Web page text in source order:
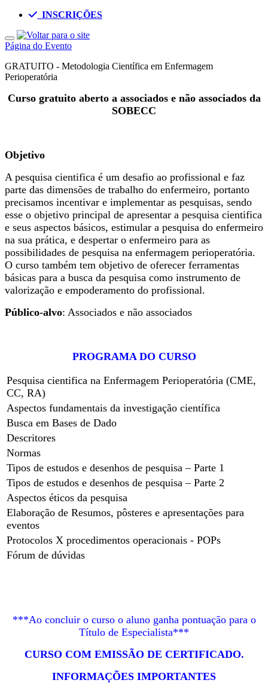
INSCRIÇÕES
Toggle navigation
Página do Evento
GRATUITO - Metodologia Científica em Enfermagem
Perioperatória
Curso gratuito aberto a associados e não associados da
SOBECC
Objetivo
A pesquisa cientifica é um desafio ao profissional e faz
parte das dimensões de trabalho do enfermeiro, portanto
precisamos incentivar e implementar as pesquisas, sendo
esse o objetivo principal de apresentar a pesquisa cientifica
e seus aspectos básicos, estimular a pesquisa do enfermeiro
na sua prática, e despertar o enfermeiro para as
possibilidades de pesquisa na enfermagem perioperatória.
O curso também tem objetivo de oferecer ferramentas
básicas para a busca da pesquisa como instrumento de
valorização e empoderamento do profissional.
Público-alvo: Associados e não associados
PROGRAMA DO CURSO
Pesquisa cientifica na Enfermagem Perioperatória (CME,
CC, RA)
Aspectos fundamentais da investigação científica
Busca em Bases de Dado
Descritores
Normas
Tipos de estudos e desenhos de pesquisa – Parte 1
Tipos de estudos e desenhos de pesquisa – Parte 2
Aspectos éticos da pesquisa
Elaboração de Resumos, pôsteres e apresentações para
eventos
Protocolos X procedimentos operacionais - POPs
Fórum de dúvidas
***Ao concluir o curso o aluno ganha pontuação para o
Título de Especialista***
CURSO COM EMISSÃO DE CERTIFICADO.
INFORMAÇÕES IMPORTANTES